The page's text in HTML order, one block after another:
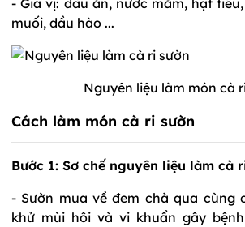
muối, dầu hào ...
Nguyên liệu làm món cà
Cách làm món cà ri sườn
Bước 1: Sơ chế nguyên liệu làm cà
- Sườn mua về đem chà qua cùng
khử mùi hôi và vi khuẩn gây